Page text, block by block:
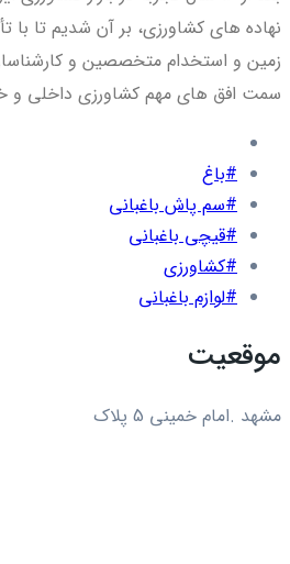
گذاری
نهاده های کشاورزی، بر آن شدیم تا
زمین و استخدام متخصصین و
سمت افق های مهم کشاورزی داخلی و
#باغ
#سم پاش باغبانی
#قیچی باغبانی
#کشاورزی
#لوازم باغبانی
موقعیت
مشهد .امام خمینی 5 پلاک